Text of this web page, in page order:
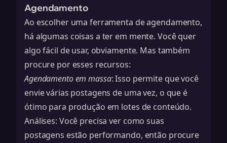
Agendamento
Ao escolher uma ferramenta de agendamento,
há algumas coisas a ter em mente. Você quer
algo fácil de usar, obviamente. Mas também
procure por esses recursos:
Agendamento em massa: Isso permite que você
envie várias postagens de uma vez, o que é
ótimo para produção em lotes de conteúdo.
Análises: Você precisa ver como suas
postagens estão performando, então procure